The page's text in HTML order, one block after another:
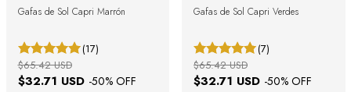
Gafas de Sol Capri Marrón
(17)
$32.71 USD -50% OFF
$65.42 USD
Gafas de Sol Capri Verdes
(7)
$32.71 USD -50% OFF
$65.42 USD